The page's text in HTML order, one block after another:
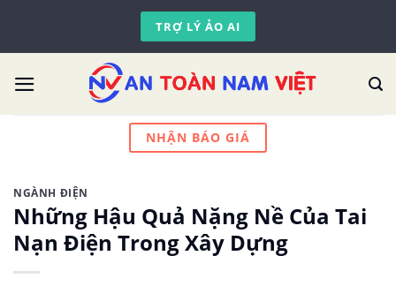
content
TRỢ LÝ ẢO AI
NHẬN BÁO GIÁ
NGÀNH ĐIỆN
Những Hậu Quả Nặng Nề Của Tai
Nạn Điện Trong Xây Dựng